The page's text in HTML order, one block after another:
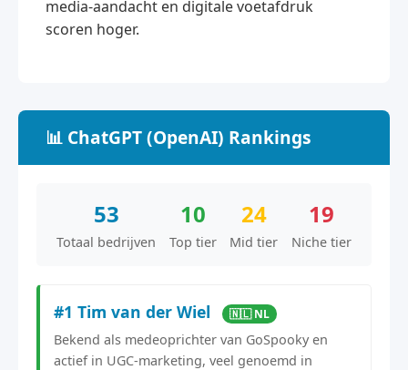
media-aandacht en digitale voetafdruk
scoren hoger.
📊 ChatGPT (OpenAI) Rankings
53
Totaal bedrijven
10
Top tier
24
Mid tier
19
Niche tier
#1 Tim van der Wiel 🇳🇱 NL
Bekend als medeoprichter van GoSpooky en
actief in UGC-marketing, veel genoemd in